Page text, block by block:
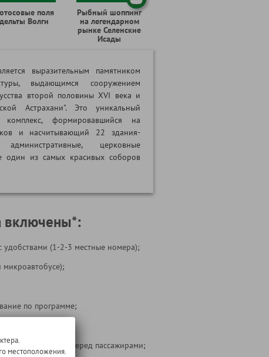
поля
дельты Волги
Рыбный шоппинг
на легендарном
рынке Селенские
Исады
выразительным памятником
выдающимся сооружением
второй половины XVI века и
Астрахани". Это уникальный
комплекс, формировавшийся на
и насчитывающий 22 здания-
церковные
один из самых красивых соборов
включены*:
(1-2-3 местные номера);
микроавтобусе);
по программе;
перевозчика перед пассажирами;
местоположения.